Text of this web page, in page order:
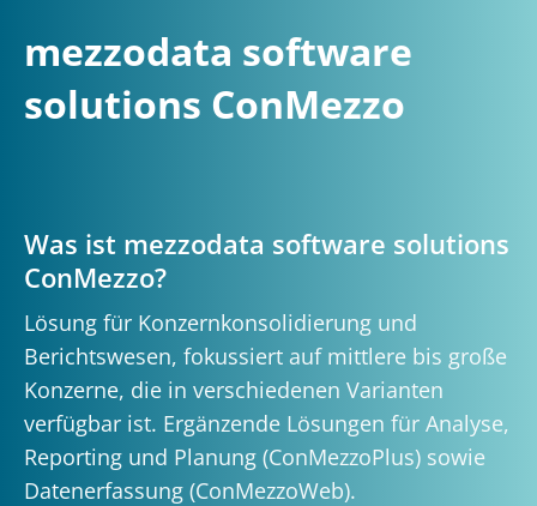
mezzodata software
solutions ConMezzo
Was ist mezzodata software solutions
ConMezzo?
Lösung für Konzernkonsolidierung und
Berichtswesen, fokussiert auf mittlere bis große
Konzerne, die in verschiedenen Varianten
verfügbar ist. Ergänzende Lösungen für Analyse,
Reporting und Planung (ConMezzoPlus) sowie
Datenerfassung (ConMezzoWeb).